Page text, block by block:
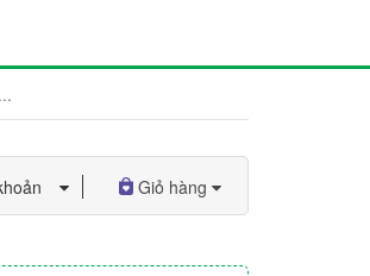
Giỏ hàng